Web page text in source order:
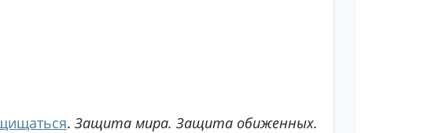
. Защита мира. Защита обиженных.